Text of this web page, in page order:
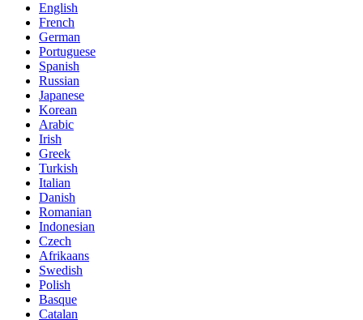
English
French
German
Portuguese
Spanish
Russian
Japanese
Korean
Arabic
Irish
Greek
Turkish
Italian
Danish
Romanian
Indonesian
Czech
Afrikaans
Swedish
Polish
Basque
Catalan